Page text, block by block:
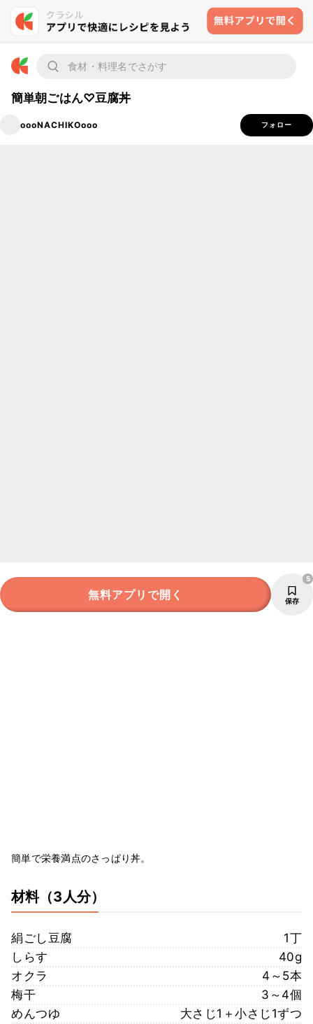
簡単朝ごはん♡豆腐丼
oooNACHIKOooo フォロー
無料アプリで開く 保存
5
簡単で栄養満点のさっぱり丼。
材料（3人分）
絹ごし豆腐
1丁
しらす
40g
オクラ
4～5本
梅干
3～4個
めんつゆ
大さじ1＋小さじ1ずつ